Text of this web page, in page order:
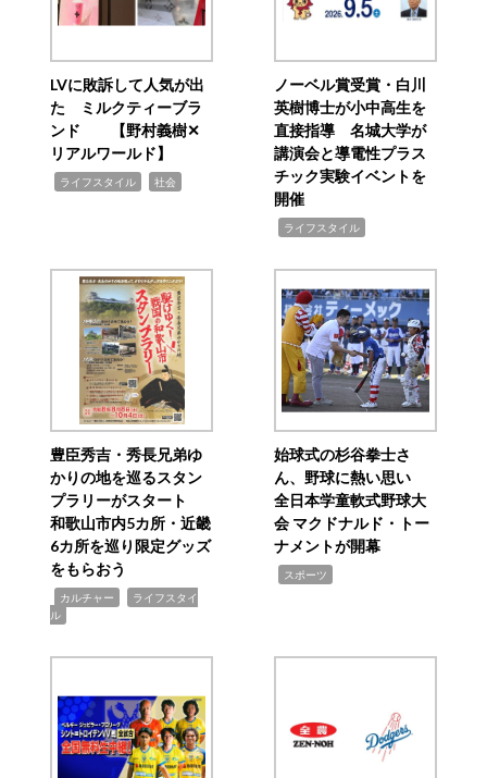
LVに敗訴して人気が出
た ミルクティーブラ
ンド 【野村義樹✕
リアルワールド】
ライフスタイル 社会
ノーベル賞受賞・白川
英樹博士が小中高生を
直接指導 名城大学が
講演会と導電性プラス
チック実験イベントを
開催
ライフスタイル
豊臣秀吉・秀長兄弟ゆ
かりの地を巡るスタン
プラリーがスタート
和歌山市内5カ所・近畿
6カ所を巡り限定グッズ
をもらおう
カルチャー
ライフスタイ
ル
始球式の杉谷拳士さ
ん、野球に熱い思い
全日本学童軟式野球大
会 マクドナルド・トー
ナメントが開幕
スポーツ